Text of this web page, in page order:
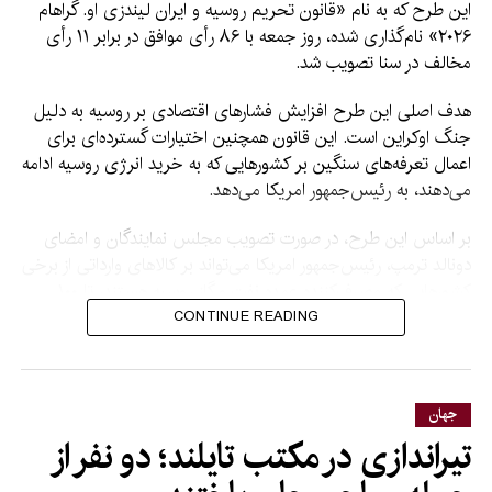
این طرح که به نام «قانون تحریم روسیه و ایران لیندزی او. گراهام
۲۰۲۶» نام‌گذاری شده، روز جمعه با ۸۶ رأی موافق در برابر ۱۱ رأی
مخالف در سنا تصویب شد.
هدف اصلی این طرح افزایش فشارهای اقتصادی بر روسیه به دلیل
جنگ اوکراین است. این قانون همچنین اختیارات گسترده‌ای برای
اعمال تعرفه‌های سنگین بر کشورهایی که به خرید انرژی روسیه ادامه
می‌دهند، به رئیس‌جمهور امریکا می‌دهد.
بر اساس این طرح، در صورت تصویب مجلس نمایندگان و امضای
هند، جاپان و شماری از
کشورهایی هستند که ممکن
CONTINUE READING
جهان
تیراندازی در مکتب تایلند؛ دو نفر از